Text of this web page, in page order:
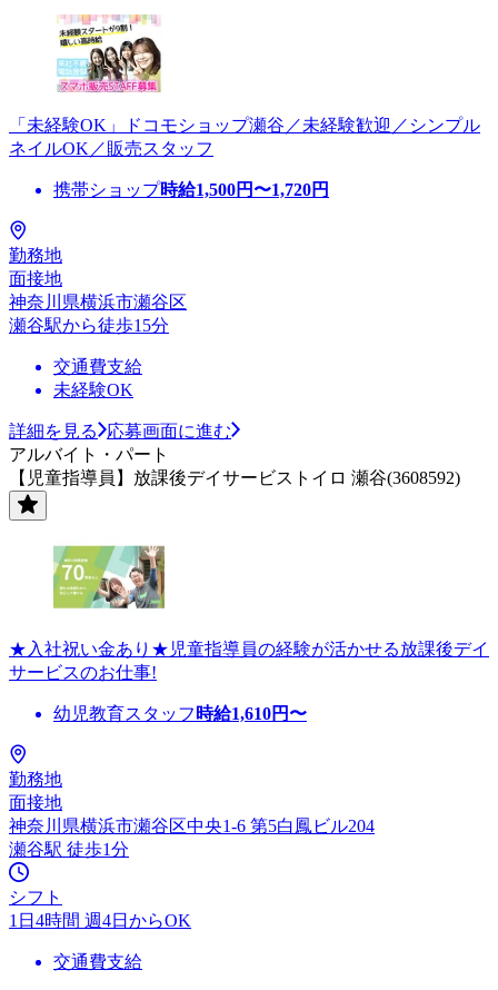
「未経験OK」ドコモショップ瀬谷／未経験歓迎／シンプル
ネイルOK／販売スタッフ
携帯ショップ時給1,500円〜1,720円
勤務地
面接地
神奈川県横浜市瀬谷区
瀬谷駅から徒歩15分
交通費支給
未経験OK
詳細を見る
応募画面に進む
アルバイト・パート
【児童指導員】放課後デイサービストイロ 瀬谷(3608592)
★入社祝い金あり★児童指導員の経験が活かせる放課後デイ
サービスのお仕事!
幼児教育スタッフ 時給1,610円〜
勤務地
面接地
神奈川県横浜市瀬谷区中央1-6 第5白鳳ビル204
瀬谷駅 徒歩1分
シフト
1日4時間 週4日からOK
交通費支給